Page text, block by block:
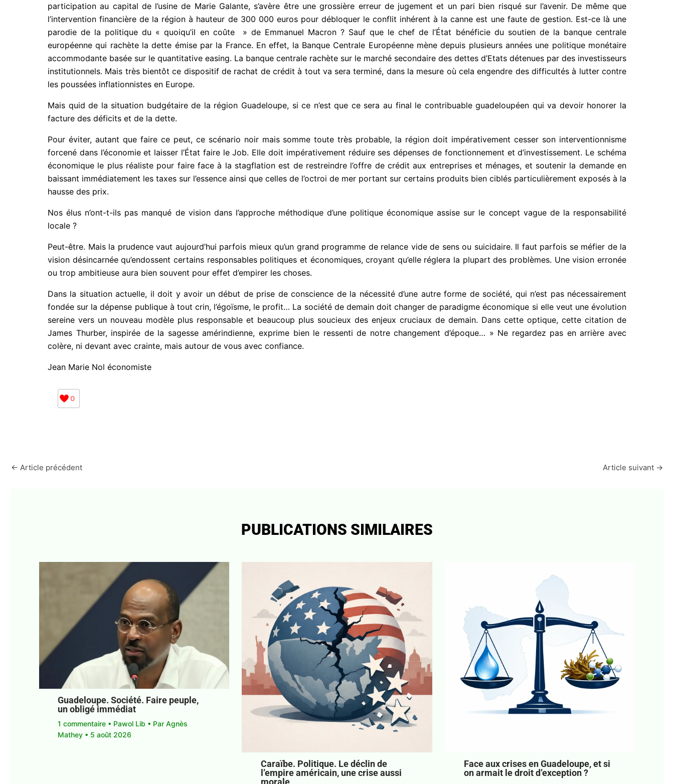
participation au capital de l’usine de Marie Galante, s’avère être une grossière erreur de jugement et un pari bien risqué sur l’avenir. De même que
l’intervention financière de la région à hauteur de 300 000 euros pour débloquer le conflit inhérent à la canne est une faute de gestion. Est-ce là une
parodie de la politique du « quoiqu’il en coûte » de Emmanuel Macron ? Sauf que le chef de l’État bénéficie du soutien de la banque centrale
européenne qui rachète la dette émise par la France. En effet, la Banque Centrale Européenne mène depuis plusieurs années une politique monétaire
accommodante basée sur le quantitative easing. La banque centrale rachète sur le marché secondaire des dettes d’Etats détenues par des investisseurs
institutionnels. Mais très bientôt ce dispositif de rachat de crédit à tout va sera terminé, dans la mesure où cela engendre des difficultés à lutter contre
les poussées inflationnistes en Europe.
Mais quid de la situation budgétaire de la région Guadeloupe, si ce n’est que ce sera au final le contribuable guadeloupéen qui va devoir honorer la
facture des déficits et de la dette.
Pour éviter, autant que faire ce peut, ce scénario noir mais somme toute très probable, la région doit impérativement cesser son interventionnisme
forcené dans l’économie et laisser l’État faire le Job. Elle doit impérativement réduire ses dépenses de fonctionnement et d’investissement. Le schéma
économique le plus réaliste pour faire face à la stagflation est de restreindre l’offre de crédit aux entreprises et ménages, et soutenir la demande en
baissant immédiatement les taxes sur l’essence ainsi que celles de l’octroi de mer portant sur certains produits bien ciblés particulièrement exposés à la
hausse des prix.
Nos élus n’ont-t-ils pas manqué de vision dans l’approche méthodique d’une politique économique assise sur le concept vague de la responsabilité
locale ?
Peut-être. Mais la prudence vaut aujourd’hui parfois mieux qu’un grand programme de relance vide de sens ou suicidaire. Il faut parfois se méfier de la
vision désincarnée qu’endossent certains responsables politiques et économiques, croyant qu’elle réglera la plupart des problèmes. Une vision erronée
ou trop ambitieuse aura bien souvent pour effet d’empirer les choses.
Dans la situation actuelle, il doit y avoir un début de prise de conscience de la nécessité d’une autre forme de société, qui n’est pas nécessairement
fondée sur la dépense publique à tout crin, l’égoïsme, le profit… La société de demain doit changer de paradigme économique si elle veut une évolution
sereine vers un nouveau modèle plus responsable et beaucoup plus soucieux des enjeux cruciaux de demain. Dans cette optique, cette citation de
James Thurber, inspirée de la sagesse amérindienne, exprime bien le ressenti de notre changement d’époque… » Ne regardez pas en arrière avec
colère, ni devant avec crainte, mais autour de vous avec confiance.
Jean Marie Nol économiste
0
← Article précédent Article suivant →
PUBLICATIONS SIMILAIRES
Guadeloupe. Société. Faire peuple,
un obligé immédiat
1 commentaire • Pawol Lib • ParAgnès
Mathey • 5 août 2026
Caraïbe. Politique. Le déclin de
l’empire américain, une crise aussi
morale
Face aux crises en Guadeloupe, et si
on armait le droit d’exception ?